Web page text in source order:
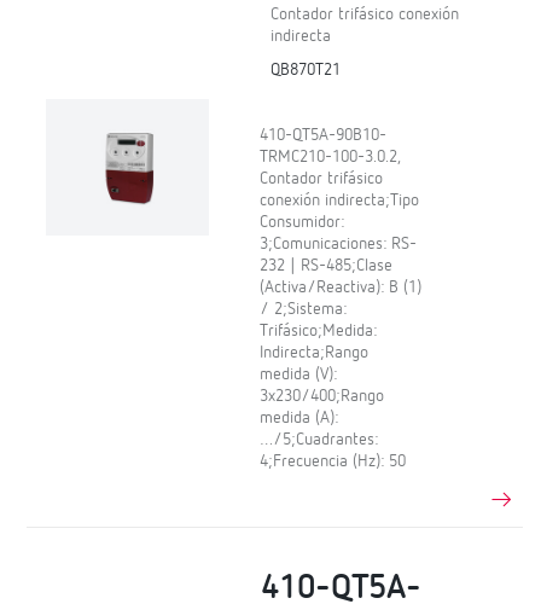
Contador trifásico conexión
indirecta
QB870T21
410-QT5A-90B10-
TRMC210-100-3.0.2,
Contador trifásico
conexión indirecta;Tipo
Consumidor:
3;Comunicaciones: RS-
232 | RS-485;Clase
(Activa/Reactiva): B (1)
/ 2;Sistema:
Trifásico;Medida:
Indirecta;Rango
medida (V):
3x230/400;Rango
medida (A):
…/5;Cuadrantes:
4;Frecuencia (Hz): 50
410-QT5A-